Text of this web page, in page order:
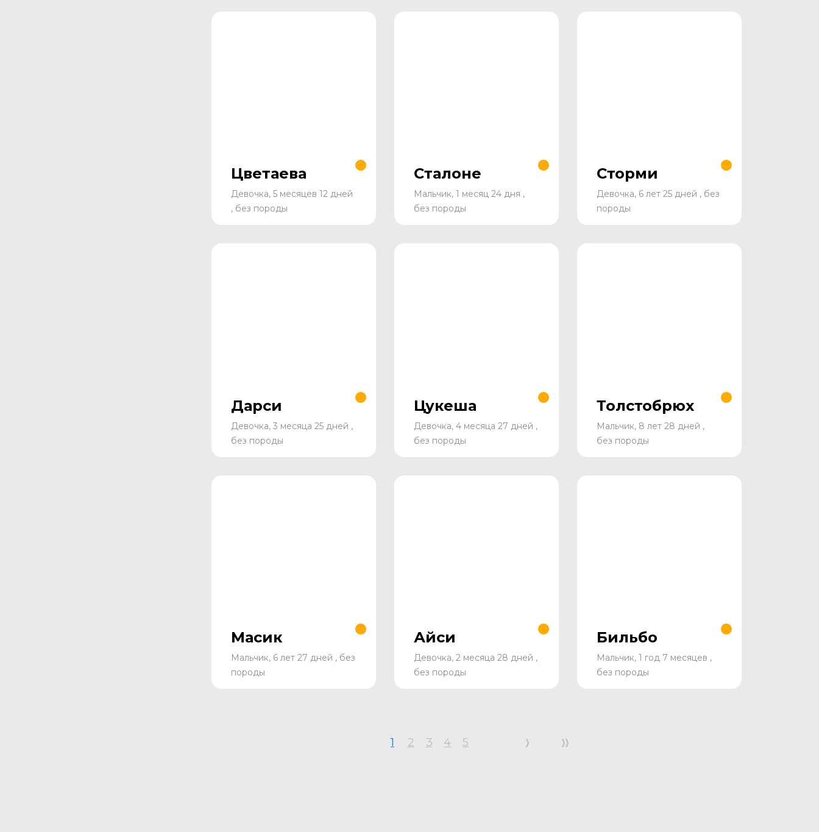
Цветаева
Девочка, 5 месяцев 12 дней
, без породы
Сталоне
Мальчик, 1 месяц 24 дня ,
без породы
Сторми
Девочка, 6 лет 25 дней , без
породы
Дарси
Девочка, 3 месяца 25 дней ,
без породы
Цукеша
Девочка, 4 месяца 27 дней ,
без породы
Толстобрюх
Мальчик, 8 лет 28 дней ,
без породы
Масик
Мальчик, 6 лет 27 дней , без
породы
Айси
Девочка, 2 месяца 28 дней ,
без породы
Бильбо
Мальчик, 1 год 7 месяцев ,
без породы
1 2 3 4 5